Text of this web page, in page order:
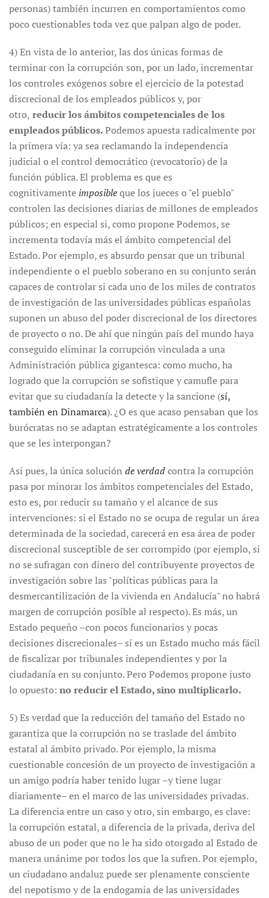
personas) también incurren en comportamientos como
poco cuestionables toda vez que palpan algo de poder.
4) En vista de lo anterior, las dos únicas formas de
terminar con la corrupción son, por un lado, incrementar
los controles exógenos sobre el ejercicio de la potestad
discrecional de los empleados públicos y, por
otro, reducir los ámbitos competenciales de los
empleados públicos.Podemos apuesta radicalmente por
la primera vía: ya sea reclamando la independencia
judicial o el control democrático (revocatorio) de la
función pública. El problema es que es
cognitivamente imposibleque los jueces o "el pueblo"
controlen las decisiones diarias de millones de empleados
públicos; en especial si, como propone Podemos, se
incrementa todavía más el ámbito competencial del
Estado. Por ejemplo, es absurdo pensar que un tribunal
independiente o el pueblo soberano en su conjunto serán
capaces de controlar si cada uno de los miles de contratos
de investigación de las universidades públicas españolas
suponen un abuso del poder discrecional de los directores
de proyecto o no. De ahí que ningún país del mundo haya
conseguido eliminar la corrupción vinculada a una
Administración pública gigantesca: como mucho, ha
logrado que la corrupción se sofistique y camufle para
evitar que su ciudadanía la detecte y la sancione (sí,
también en Dinamarca). ¿O es que acaso pensaban que los
burócratas no se adaptan estratégicamente a los controles
que se les interpongan?
Así pues, la única solución de verdadcontra la corrupción
pasa por minorar los ámbitos competenciales del Estado,
esto es, por reducir su tamaño y el alcance de sus
intervenciones: si el Estado no se ocupa de regular un área
determinada de la sociedad, carecerá en esa área de poder
discrecional susceptible de ser corrompido (por ejemplo, si
no se sufragan con dinero del contribuyente proyectos de
investigación sobre las "políticas públicas para la
desmercantilización de la vivienda en Andalucía" no habrá
margen de corrupción posible al respecto). Es más, un
Estado pequeño –con pocos funcionarios y pocas
decisiones discrecionales– sí es un Estado mucho más fácil
de fiscalizar por tribunales independientes y por la
ciudadanía en su conjunto. Pero Podemos propone justo
lo opuesto: no reducir el Estado, sino multiplicarlo.
5) Es verdad que la reducción del tamaño del Estado no
garantiza que la corrupción no se traslade del ámbito
estatal al ámbito privado. Por ejemplo, la misma
cuestionable concesión de un proyecto de investigación a
un amigo podría haber tenido lugar –y tiene lugar
diariamente– en el marco de las universidades privadas.
La diferencia entre un caso y otro, sin embargo, es clave:
la corrupción estatal, a diferencia de la privada, deriva del
abuso de un poder que no le ha sido otorgado al Estado de
manera unánime por todos los que la sufren. Por ejemplo,
un ciudadano andaluz puede ser plenamente consciente
del nepotismo y de la endogamia de las universidades